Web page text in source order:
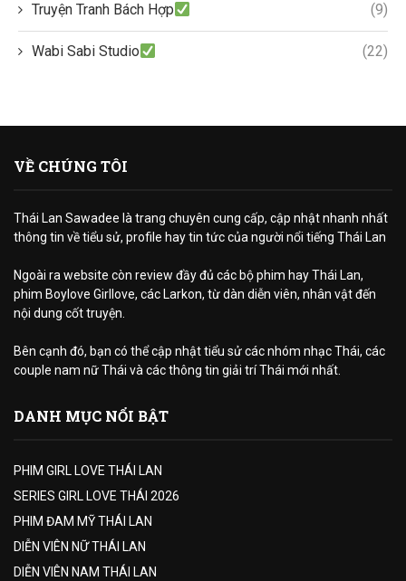
Truyện Tranh Bách Hợp (9)
Wabi Sabi Studio (22)
VỀ CHÚNG TÔI
Thái Lan Sawadee là trang chuyên cung cấp, cập nhật nhanh nhất
thông tin về tiểu sử, profile hay tin tức của người nổi tiếng Thái Lan
Ngoài ra website còn review đầy đủ các bộ phim hay Thái Lan,
phim Boylove Girllove, các Larkon, từ dàn diễn viên, nhân vật đến
nội dung cốt truyện.
Bên cạnh đó, bạn có thể cập nhật tiểu sử các nhóm nhạc Thái, các
couple nam nữ Thái và các thông tin giải trí Thái mới nhất.
DANH MỤC NỔI BẬT
PHIM GIRL LOVE THÁI LAN
SERIES GIRL LOVE THÁI 2026
PHIM ĐAM MỸ THÁI LAN
DIỄN VIÊN NỮ THÁI LAN
DIỄN VIÊN NAM THÁI LAN